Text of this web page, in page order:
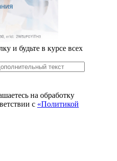
и будьте в курсе всех
на обработку
с «Политикой